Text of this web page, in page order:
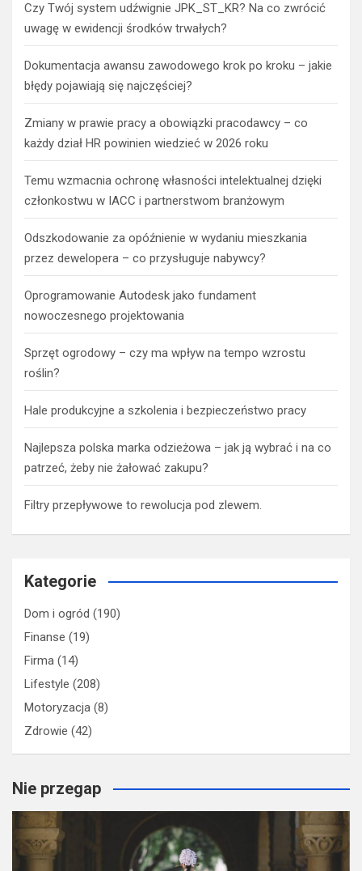
Czy Twój system udźwignie JPK_ST_KR? Na co zwrócić
uwagę w ewidencji środków trwałych?
Dokumentacja awansu zawodowego krok po kroku – jakie
błędy pojawiają się najczęściej?
Zmiany w prawie pracy a obowiązki pracodawcy – co
każdy dział HR powinien wiedzieć w 2026 roku
Temu wzmacnia ochronę własności intelektualnej dzięki
członkostwu w IACC i partnerstwom branżowym
Odszkodowanie za opóźnienie w wydaniu mieszkania
przez dewelopera – co przysługuje nabywcy?
Oprogramowanie Autodesk jako fundament
nowoczesnego projektowania
Sprzęt ogrodowy – czy ma wpływ na tempo wzrostu
roślin?
Hale produkcyjne a szkolenia i bezpieczeństwo pracy
Najlepsza polska marka odzieżowa – jak ją wybrać i na co
patrzeć, żeby nie żałować zakupu?
Filtry przepływowe to rewolucja pod zlewem.
Kategorie
Dom i ogród (190)
Finanse (19)
Firma (14)
Lifestyle (208)
Motoryzacja (8)
Zdrowie (42)
Nie przegap